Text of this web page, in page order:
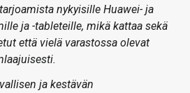
nykyisille Huawei- ja
ja -tableteille, mikä kattaa sekä
että vielä varastossa olevat
ja kestävän